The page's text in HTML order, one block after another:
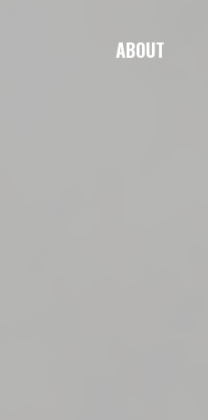
ABOUT